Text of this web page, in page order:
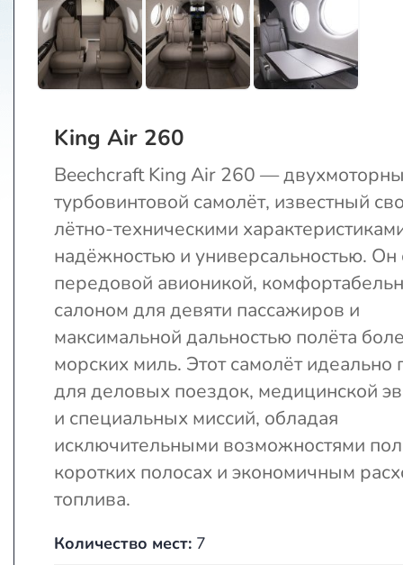
King Air 260
Beechcraft King Air 260 —
турбовинтовой самолёт, известный
лётно-техническими
надёжностью и универсальностью.
передовой авионикой,
салоном для девяти пассажиров и
максимальной дальностью полёта
морских миль. Этот самолёт идеально
для деловых поездок, медицинской
и специальных миссий, обладая
исключительными возможностями
коротких полосах и экономичным
топлива.
Количество мест: 7